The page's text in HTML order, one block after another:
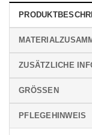
ZUSÄTZLICHE
GRÖSSEN
PFLEGEHINWEIS